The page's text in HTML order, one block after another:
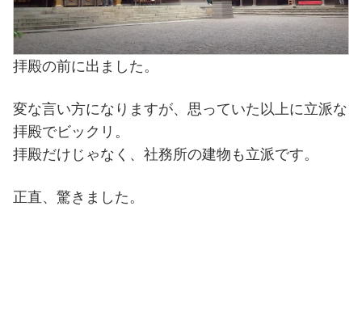
拝殿の前に出ました。
変な言い方になりますが、思っていた以上に立派な
拝殿でビックリ。
拝殿だけじゃなく、社務所の建物も立派です。
正直、驚きました。